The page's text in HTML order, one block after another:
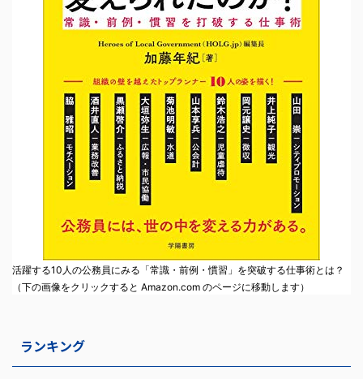
活躍する10人の公務員にみる「常識・前例・慣習」を突破する仕事術とは？
（下の画像をクリックすると Amazon.com のページに移動します）
ランキング